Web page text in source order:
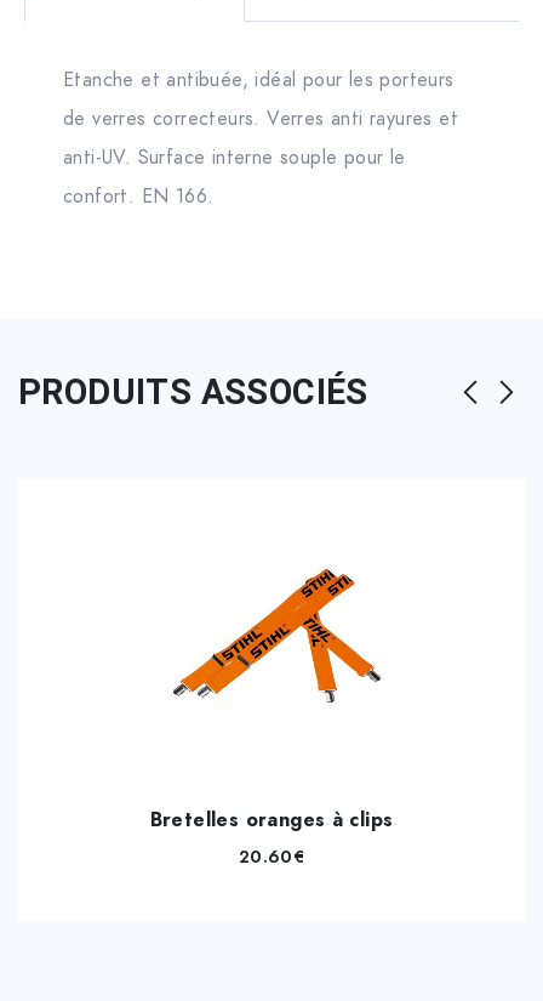
Etanche et antibuée, idéal pour les porteurs
de verres correcteurs. Verres anti rayures et
anti-UV. Surface interne souple pour le
confort. EN 166.
PRODUITS ASSOCIÉS
Bretelles oranges à clips
20.60€